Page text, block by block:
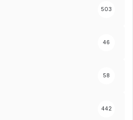
503
46
58
442